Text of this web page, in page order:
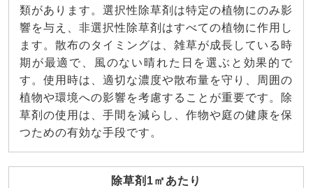
類があります。選択性除草剤は特定の植物にのみ影
響を与え、非選択性除草剤はすべての植物に作用し
ます。散布のタイミングは、雑草が成長している時
期が最適で、風のない晴れた日を選ぶと効果的で
す。使用時は、適切な濃度や散布量を守り、周囲の
植物や環境への影響を考慮することが重要です。除
草剤の使用は、手間を減らし、作物や庭の健康を保
つための有効な手段です。
除草剤1㎡あたり